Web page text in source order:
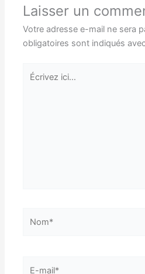
Laisser un
Votre adresse e-mail ne sera
obligatoires sont indiqués avec
Écrivez
ici…